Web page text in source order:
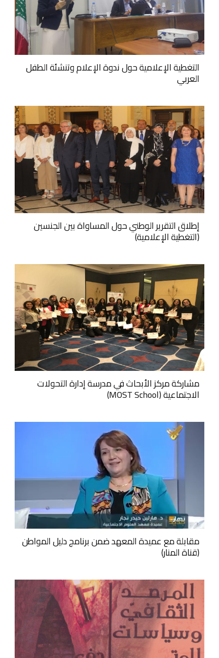
التغطية الإعلامية حول ندوة الإعلام وتنشئة الطفل
العربي
إطلاق التقرير الوطني حول المساواة بين الجنسين
(التغطية الإعلامية)
مشاركة مركز الأبحاث في مدرسة إدارة التحولات
الاجتماعية (MOST School)
مقابلة مع عميدة المعهد ضمن برنامج دليل المواطن
(قناة المنار)